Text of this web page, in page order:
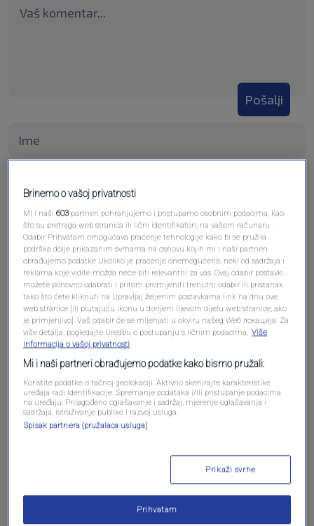
Pošalji
Pošalji komentar
Oglas
Oglas
Brinemo o vašoj privatnosti
Mi i naši603 partneri pohranjujemo i pristupamo osobnim podacima, kao
što su pretraga web stranica ili lični identifikatori, na vašem računaru .
Odabir Prihvatam omogućava praćenje tehnologije kako bi se pružila
podrška dolje prikazanim svrhama na osnovu kojih mi i naši partneri
obrađujemo podatke Ukoliko je praćenje onemogućeno, neki od sadržaja i
reklama koje vidite možda neće biti relevantni za vas. Ovaj odabir postavki
možete ponovno odabrati i pritom promijeniti trenutni odabir ili pristanak
tako što ćete kliknuti na Upravljaj željenim postavkama link na dnu ove
web stranice [ili plutajuću ikonu u donjem lijevom dijelu web stranice, ako
je primjenjivo]. Vaš odabir će se mijenjati u okviru našeg Wеб локација. Za
više detalja, pogledajte Uredbu o postupanju s ličnim podacima. Više
informacija o vašoj privatnosti
Mi i naši partneri obrađujemo podatke kako bismo pružali:
Koristite podatke o tačnoj geolokaciji. Aktivno skenirajte karakteristike
uređaja radi identifikacije. Spremanje podataka i/ili pristupanje podacima
na uređaju. Prilagođeno oglašavanje i sadržaj, mjerenje oglašavanja i
sadržaja, istraživanje publike i razvoj usluga.
Spisak partnera (pružalaca usluga)
Prikaži svrhe
Prihvatam